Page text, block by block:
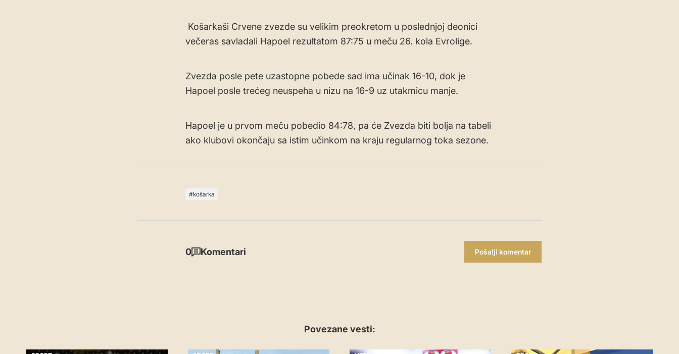
Košarkaši Crvene zvezde su velikim preokretom u poslednjoj deonici
večeras savladali Hapoel rezultatom 87:75 u meču 26. kola Evrolige.
Zvezda posle pete uzastopne pobede sad ima učinak 16-10, dok je
Hapoel posle trećeg neuspeha u nizu na 16-9 uz utakmicu manje.
Hapoel je u prvom meču pobedio 84:78, pa će Zvezda biti bolja na tabeli
ako klubovi okončaju sa istim učinkom na kraju regularnog toka sezone.
košarka
0 Komentari Pošalji komentar
Povezane vesti: